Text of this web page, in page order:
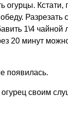
Кстати,
Разрезать
1\4 чайной
20 минут
появилась.
своим